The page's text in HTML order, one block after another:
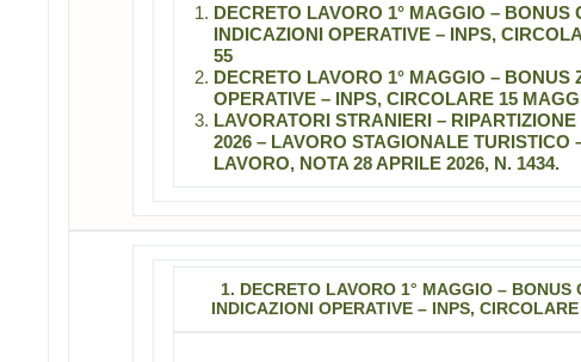
DECRETO LAVORO 1° MAGGIO – BONUS
INDICAZIONI OPERATIVE – INPS,
55
DECRETO LAVORO 1° MAGGIO – BONUS
OPERATIVE – INPS, CIRCOLARE 15
LAVORATORI STRANIERI –
2026 – LAVORO STAGIONALE TURISTICO
LAVORO, NOTA 28 APRILE 2026, N. 1434.
1. DECRETO LAVORO 1° MAGGIO – BONUS
INDICAZIONI OPERATIVE – INPS,